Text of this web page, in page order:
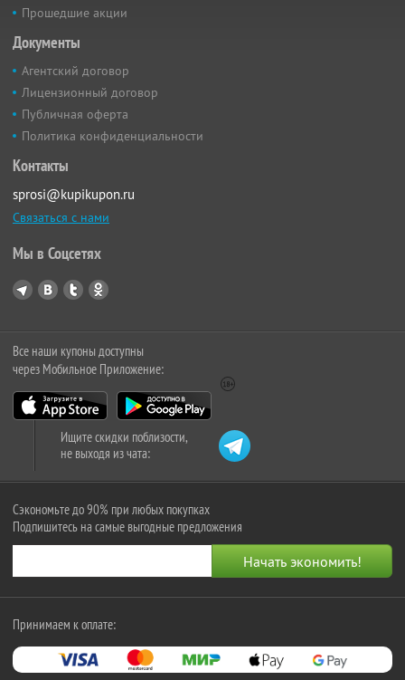
Прошедшие акции
Документы
Агентский договор
Лицензионный договор
Публичная оферта
Политика конфиденциальности
Контакты
sprosi@kupikupon.ru
Связаться с нами
Мы в Соцсетях
Все наши купоны доступны
через Мобильное Приложение:
Ищите скидки поблизости,
не выходя из чата:
Сэкономьте до 90% при любых покупках
Подпишитесь на самые выгодные предложения
Принимаем к оплате: